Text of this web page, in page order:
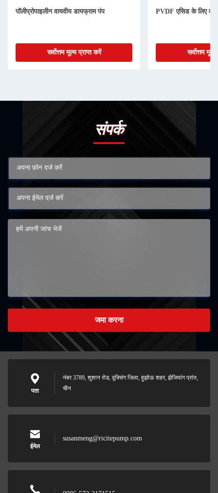
पॉलीप्रोपाइलीन वायवीय डायफ्राम पंप
सर्वोत्तम मूल्य प्राप्त करें
PVDF एसिड के लिए
सर्वोत्तम
संपर्क
जमा करना
पता
नंबर 3789, शुशान रोड, वूक्सिंग जिला, हुझोऊ शहर, झेजियांग प्रांत,
चीन
ईमेल
susanmeng@ricitepump.com